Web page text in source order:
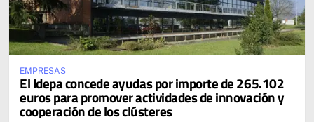
EMPRESAS
El Idepa concede ayudas por importe de 265.102
euros para promover actividades de innovación y
cooperación de los clústeres